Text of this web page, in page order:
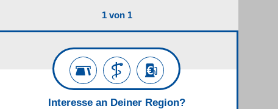
1 von 1
Interesse an Deiner Region?